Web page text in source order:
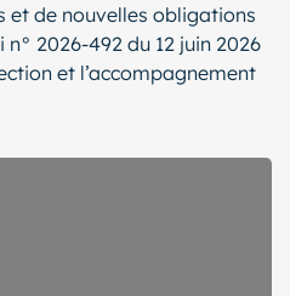
et de nouvelles obligations
2026-492 du 12 juin 2026
et l’accompagnement